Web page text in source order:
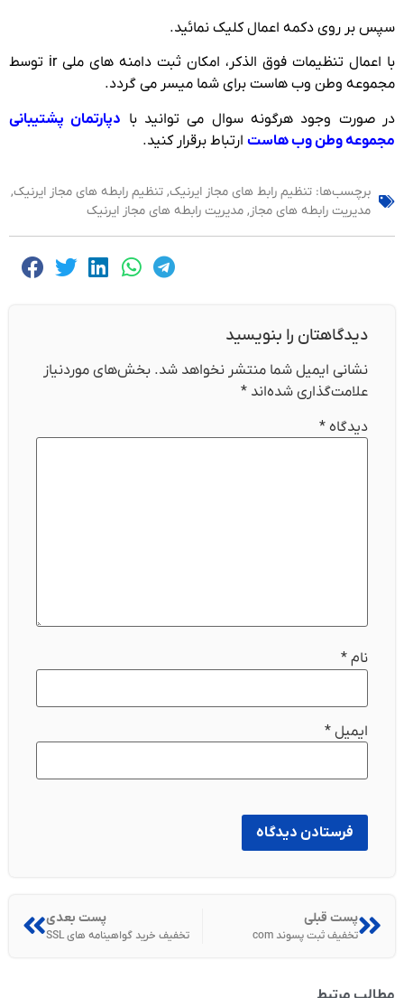
سپس بر روی دکمه اعمال کلیک نمائید.
با اعمال تنظیمات فوق الذکر، امکان ثبت دامنه های ملی ir توسط
مجموعه وطن وب هاست برای شما میسر می گردد.
در صورت وجود هرگونه سوال می توانید با دپارتمان پشتیبانی
مجموعه وطن وب هاست ارتباط برقرار کنید.
برچسب‌ها:تنظیم رابط های مجاز ایرنیک,تنظیم رابطه های مجاز ایرنیک,
مدیریت رابطه های مجاز,مدیریت رابطه های مجاز ایرنیک
دیدگاهتان را بنویسید
نشانی ایمیل شما منتشر نخواهد شد. بخش‌های موردنیاز
علامت‌گذاری شده‌اند *
دیدگاه *
نام *
ایمیل *
پست قبلی
تخفیف ثبت پسوند com
پست بعدی
تخفیف خرید گواهینامه های SSL